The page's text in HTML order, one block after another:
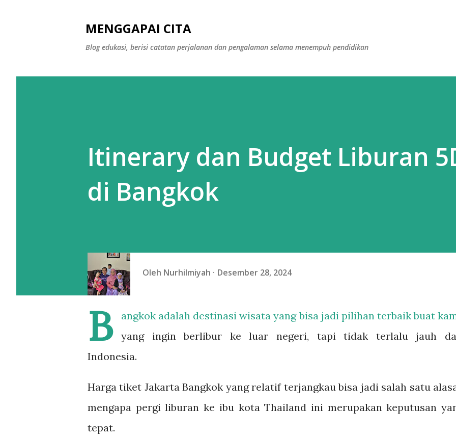
MENGGAPAI CITA
Blog edukasi, berisi catatan perjalanan dan pengalaman selama menempuh pendidikan
Itinerary dan Budget Liburan
di Bangkok
Oleh Nurhilmiyah Desember 28, 2024
B
angkok adalah destinasi wisata yang bisa jadi pilihan terbaik buat
yang ingin berlibur ke luar negeri, tapi tidak terlalu jauh
Indonesia.
Harga tiket Jakarta Bangkok yang relatif terjangkau bisa jadi salah satu
mengapa pergi liburan ke ibu kota Thailand ini merupakan keputusan
tepat.